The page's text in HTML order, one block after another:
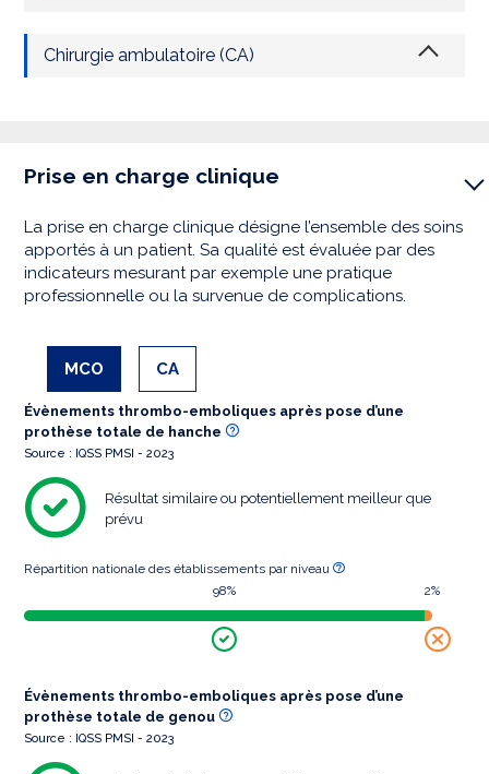
Chirurgie ambulatoire (CA)
Prise en charge clinique
La prise en charge clinique désigne l’ensemble des soins
apportés à un patient. Sa qualité est évaluée par des
indicateurs mesurant par exemple une pratique
professionnelle ou la survenue de complications.
MCO CA
Évènements thrombo-emboliques après pose d’une
prothèse totale de hanche
Source : IQSS PMSI - 2023
Résultat similaire ou potentiellement meilleur que
prévu
Répartition nationale des établissements par niveau
98%
2%
Évènements thrombo-emboliques après pose d’une
prothèse totale de genou
Source : IQSS PMSI - 2023